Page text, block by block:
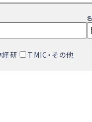
経研 TMIC・その他